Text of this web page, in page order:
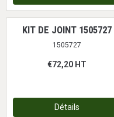
KIT DE JOINT 1505727
1505727
€72,20 HT
Détails